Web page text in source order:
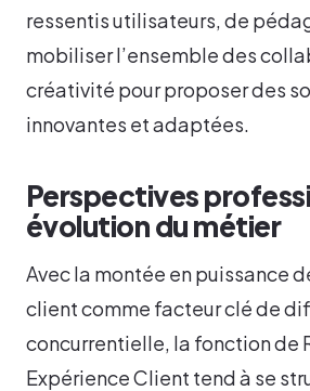
ressentis utilisateurs, de
mobiliser l’ensemble des
créativité pour proposer des
innovantes et adaptées.
Perspectives
évolution du métier
Avec la montée en puissance
client comme facteur clé de
concurrentielle, la fonction de
Expérience Client tend à se